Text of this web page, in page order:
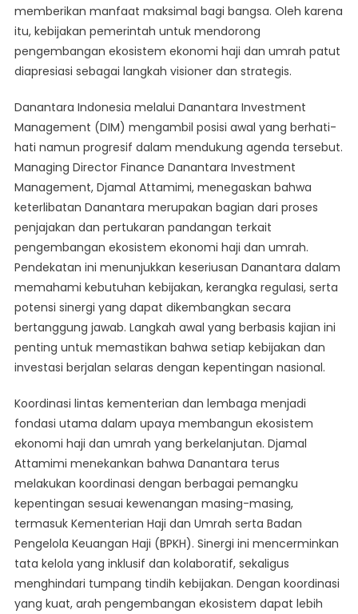
memberikan manfaat maksimal bagi bangsa. Oleh karena
itu, kebijakan pemerintah untuk mendorong
pengembangan ekosistem ekonomi haji dan umrah patut
diapresiasi sebagai langkah visioner dan strategis.
Danantara Indonesia melalui Danantara Investment
Management (DIM) mengambil posisi awal yang berhati-
hati namun progresif dalam mendukung agenda tersebut.
Managing Director Finance Danantara Investment
Management, Djamal Attamimi, menegaskan bahwa
keterlibatan Danantara merupakan bagian dari proses
penjajakan dan pertukaran pandangan terkait
pengembangan ekosistem ekonomi haji dan umrah.
Pendekatan ini menunjukkan keseriusan Danantara dalam
memahami kebutuhan kebijakan, kerangka regulasi, serta
potensi sinergi yang dapat dikembangkan secara
bertanggung jawab. Langkah awal yang berbasis kajian ini
penting untuk memastikan bahwa setiap kebijakan dan
investasi berjalan selaras dengan kepentingan nasional.
Koordinasi lintas kementerian dan lembaga menjadi
fondasi utama dalam upaya membangun ekosistem
ekonomi haji dan umrah yang berkelanjutan. Djamal
Attamimi menekankan bahwa Danantara terus
melakukan koordinasi dengan berbagai pemangku
kepentingan sesuai kewenangan masing-masing,
termasuk Kementerian Haji dan Umrah serta Badan
Pengelola Keuangan Haji (BPKH). Sinergi ini mencerminkan
tata kelola yang inklusif dan kolaboratif, sekaligus
menghindari tumpang tindih kebijakan. Dengan koordinasi
yang kuat, arah pengembangan ekosistem dapat lebih